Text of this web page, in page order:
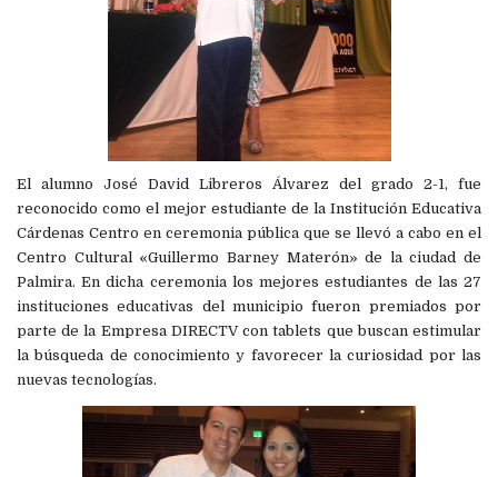
El alumno José David Libreros Álvarez del grado 2-1, fue
reconocido como el mejor estudiante de la Institución Educativa
Cárdenas Centro en ceremonia pública que se llevó a cabo en el
Centro Cultural «Guillermo Barney Materón» de la ciudad de
Palmira. En dicha ceremonia los mejores estudiantes de las 27
instituciones educativas del municipio fueron premiados por
parte de la Empresa DIRECTV con tablets que buscan estimular
la búsqueda de conocimiento y favorecer la curiosidad por las
nuevas tecnologías.